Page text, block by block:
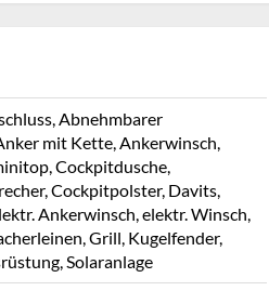
Abnehmbarer
mit Kette, Ankerwinsch,
Cockpitdusche,
Cockpitpolster, Davits,
Ankerwinsch, elektr. Winsch,
Grill, Kugelfender,
Solaranlage